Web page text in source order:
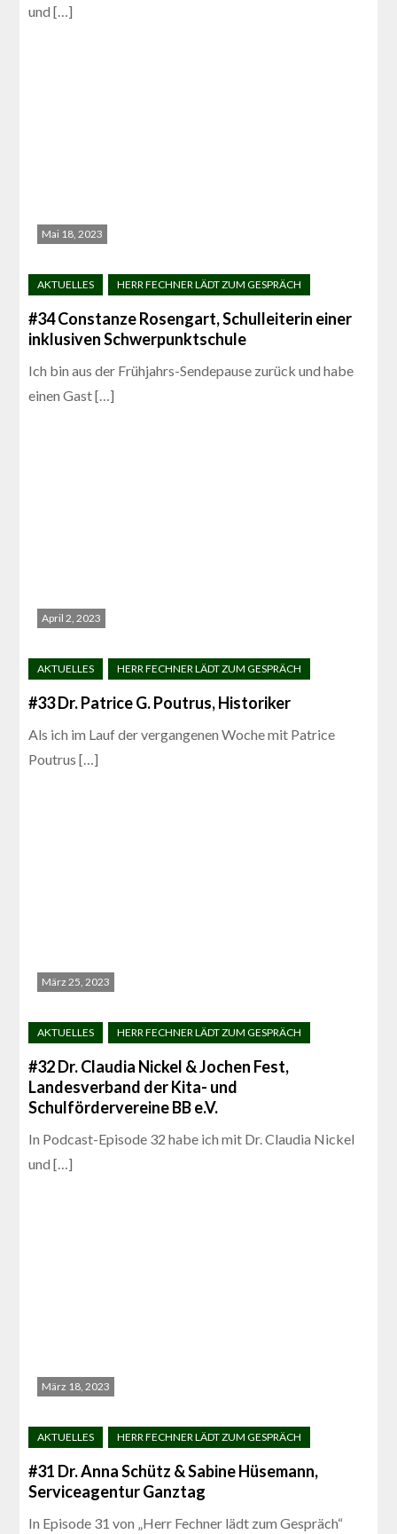
und […]
Mai 18, 2023
#34 Constanze Rosengart, Schulleiterin einer
inklusiven Schwerpunktschule
Ich bin aus der Frühjahrs-Sendepause zurück und habe
einen Gast […]
April 2, 2023
#33 Dr. Patrice G. Poutrus, Historiker
Als ich im Lauf der vergangenen Woche mit Patrice
Poutrus […]
März 25, 2023
#32 Dr. Claudia Nickel & Jochen Fest,
Landesverband der Kita- und
Schulfördervereine BB e.V.
In Podcast-Episode 32 habe ich mit Dr. Claudia Nickel
und […]
März 18, 2023
#31 Dr. Anna Schütz & Sabine Hüsemann,
Serviceagentur Ganztag
In Episode 31 von „Herr Fechner lädt zum Gespräch“